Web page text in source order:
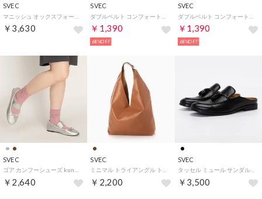
SVEC
￥3,630
SVEC
￥1,390
68%OFF
SVEC
￥1,390
68%OFF
SVEC
￥2,640
SVEC
￥2,200
SVEC
タッセル ミュール サンダル / ローファー （ブラック）
￥3,500